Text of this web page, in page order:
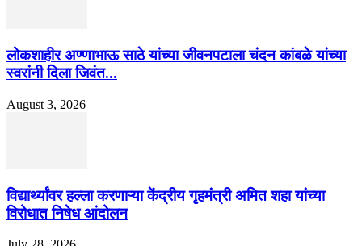
लोकशाहीर अण्णाभाऊ साठे यांच्या जीवनपटाला चंदन कांबळे यांच्या
स्वरांनी दिला जिवंत...
August 3, 2026
विद्यार्थ्यांवर हल्ला करणाऱ्या केंद्रीय गृहमंत्री अमित शहा यांच्या
विरोधात निषेध आंदोलन